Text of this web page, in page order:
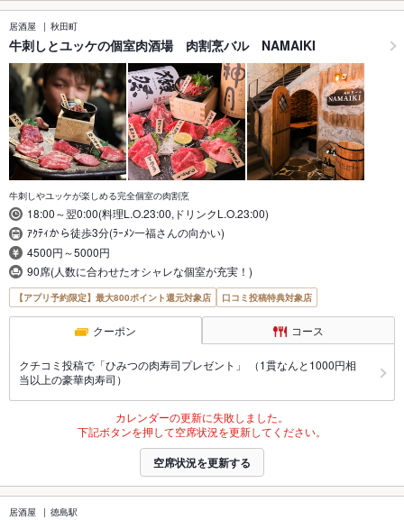
居酒屋 秋田町
牛刺しとユッケの個室肉酒場 肉割烹バル NAMAIKI
牛刺しやユッケが楽しめる完全個室の肉割烹
18:00～翌0:00(料理L.O.23:00,ドリンクL.O.23:00)
ｱｸﾃｨから徒歩3分(ﾗｰﾒﾝ一福さんの向かい)
4500円～5000円
90席(人数に合わせたオシャレな個室が充実！)
【アプリ予約限定】最大800ポイント還元対象店 口コミ投稿特典対象店
クーポン コース
クチコミ投稿で「ひみつの肉寿司プレゼント」 （1貫なんと1000円相
当以上の豪華肉寿司）
カレンダーの更新に失敗しました。
下記ボタンを押して空席状況を更新してください。
空席状況を更新する
居酒屋 徳島駅